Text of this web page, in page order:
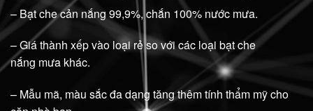
– Bạt che cản nắng 99,9%, chắn 100% nước mưa.
– Giá thành xếp vào loại rẻ so với các loại bạt che
nắng mưa khác.
– Mẫu mã, màu sắc đa dạng tăng thêm tính thẩm mỹ cho